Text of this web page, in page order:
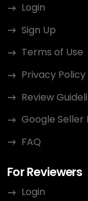
Login
Sign Up
Terms of Use
Privacy Policy
Review
Google Seller
FAQ
For Reviewers
Login